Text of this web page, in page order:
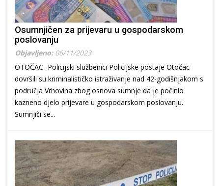
Osumnjičen za prijevaru u gospodarskom
poslovanju
Objavljeno: 06/11/2023
OTOČAC- Policijski službenici Policijske postaje Otočac
dovršili su kriminalističko istraživanje nad 42-godišnjakom s
područja Vrhovina zbog osnova sumnje da je počinio
kazneno djelo prijevare u gospodarskom poslovanju.
Sumnjiči se...